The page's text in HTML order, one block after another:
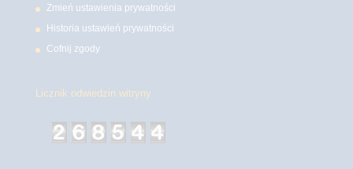
Zmień ustawienia prywatności
Historia ustawień prywatności
Cofnij zgody
Licznik odwiedzin witryny